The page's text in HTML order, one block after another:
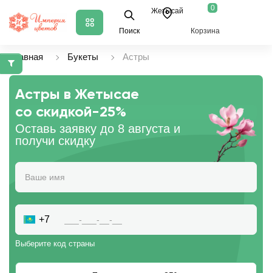
Поиск
Жетысай 0
Корзина
Главная Букеты Астры
Астры в Жетысае
со скидкой-25%
Оставь заявку до 8 августа и
получи скидку
+7
Выберите код страны